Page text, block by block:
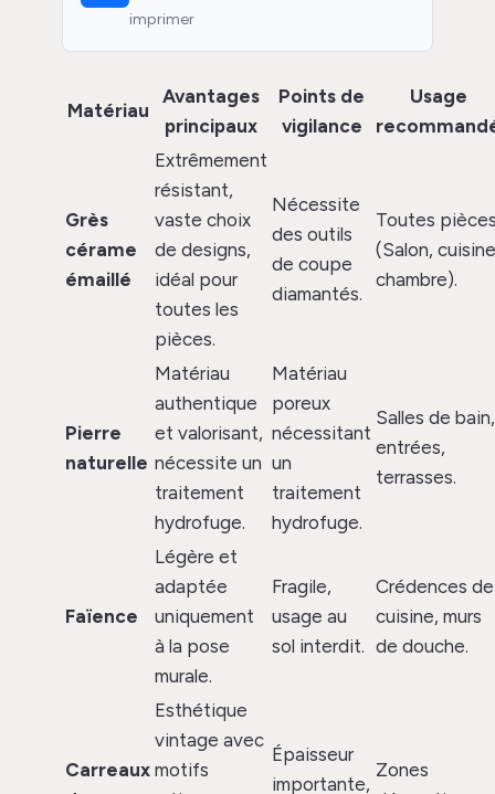
imprimer
Matériau
Avantages
principaux
Points de
vigilance
Usage
Grès
cérame
émaillé
Extrêmement
résistant,
vaste choix
de designs,
idéal pour
toutes les
pièces.
Nécessite
des outils
de coupe
diamantés.
Toutes
(Salon,
chambre).
Pierre
naturelle
Matériau
authentique
et valorisant,
nécessite un
traitement
hydrofuge.
Matériau
poreux
nécessitant
un
traitement
hydrofuge.
Salles de bain,
entrées,
terrasses.
Faïence
Légère et
adaptée
uniquement
à la pose
murale.
Fragile,
usage au
sol interdit.
Crédences de
cuisine, murs
de douche.
Carreaux
Esthétique
vintage avec
motifs
Épaisseur
importante,
Zones